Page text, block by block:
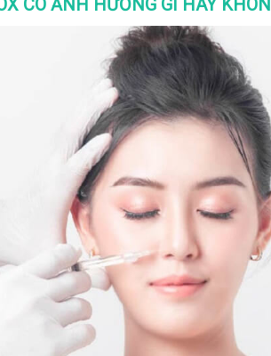
CÓ ẢNH HƯỞNG GÌ HAY